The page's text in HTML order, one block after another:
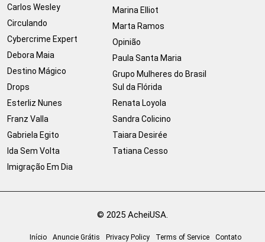
Carlos Wesley
Circulando
Cybercrime Expert
Debora Maia
Destino Mágico
Drops
Esterliz Nunes
Franz Valla
Gabriela Egito
Ida Sem Volta
Imigração Em Dia
Marina Elliot
Marta Ramos
Opinião
Paula Santa Maria
Grupo Mulheres do Brasil
Sul da Flórida
Renata Loyola
Sandra Colicino
Taiara Desirée
Tatiana Cesso
© 2025 AcheiUSA.
Início Anuncie Grátis Privacy Policy Terms of Service Contato